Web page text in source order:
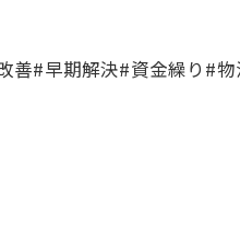
善#早期解決#資金繰り#物